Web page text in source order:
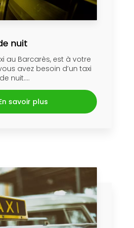
nuit
au Barcarès, est à votre
avez besoin d’un taxi
nuit....
savoir plus